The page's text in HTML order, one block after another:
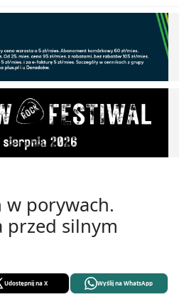
porywach.
przed silnym
Udostępnij na X Wyślij na WhatsApp